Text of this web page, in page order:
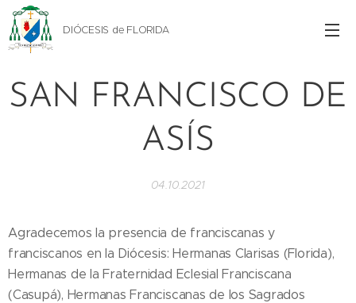
DIÓCESIS de FLORIDA
SAN FRANCISCO DE
ASÍS
04.10.2021
Agradecemos la presencia de franciscanas y
franciscanos en la Diócesis: Hermanas Clarisas (Florida),
Hermanas de la Fraternidad Eclesial Franciscana
(Casupá), Hermanas Franciscanas de los Sagrados